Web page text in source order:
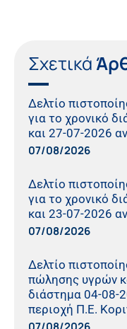
Σχετικά
Δελτίο
για το χρονικό
και 27-07-2026
07/08/2026
Δελτίο
για το χρονικό
και 23-07-2026
07/08/2026
Δελτίο
πώλησης υγρών
διάστημα 04-08-
περιοχή Π.Ε.